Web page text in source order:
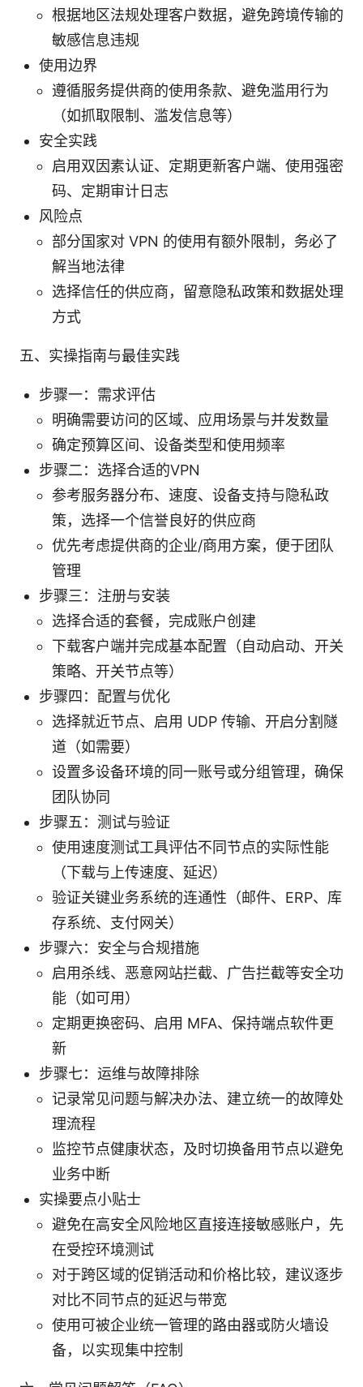
根据地区法规处理客户数据，避免跨境传输的
敏感信息违规
使用边界
遵循服务提供商的使用条款、避免滥用行为
（如抓取限制、滥发信息等）
安全实践
启用双因素认证、定期更新客户端、使用强密
码、定期审计日志
风险点
部分国家对 VPN 的使用有额外限制，务必了
解当地法律
选择信任的供应商，留意隐私政策和数据处理
方式
五、实操指南与最佳实践
步骤一：需求评估
明确需要访问的区域、应用场景与并发数量
确定预算区间、设备类型和使用频率
步骤二：选择合适的VPN
参考服务器分布、速度、设备支持与隐私政
策，选择一个信誉良好的供应商
优先考虑提供商的企业/商用方案，便于团队
管理
步骤三：注册与安装
选择合适的套餐，完成账户创建
下载客户端并完成基本配置（自动启动、开关
策略、开关节点等）
步骤四：配置与优化
选择就近节点、启用 UDP 传输、开启分割隧
道（如需要）
设置多设备环境的同一账号或分组管理，确保
团队协同
步骤五：测试与验证
使用速度测试工具评估不同节点的实际性能
（下载与上传速度、延迟）
验证关键业务系统的连通性（邮件、ERP、库
存系统、支付网关）
步骤六：安全与合规措施
启用杀线、恶意网站拦截、广告拦截等安全功
能（如可用）
定期更换密码、启用 MFA、保持端点软件更
新
步骤七：运维与故障排除
记录常见问题与解决办法、建立统一的故障处
理流程
监控节点健康状态，及时切换备用节点以避免
业务中断
实操要点小贴士
避免在高安全风险地区直接连接敏感账户，先
在受控环境测试
对于跨区域的促销活动和价格比较，建议逐步
对比不同节点的延迟与带宽
使用可被企业统一管理的路由器或防火墙设
备，以实现集中控制